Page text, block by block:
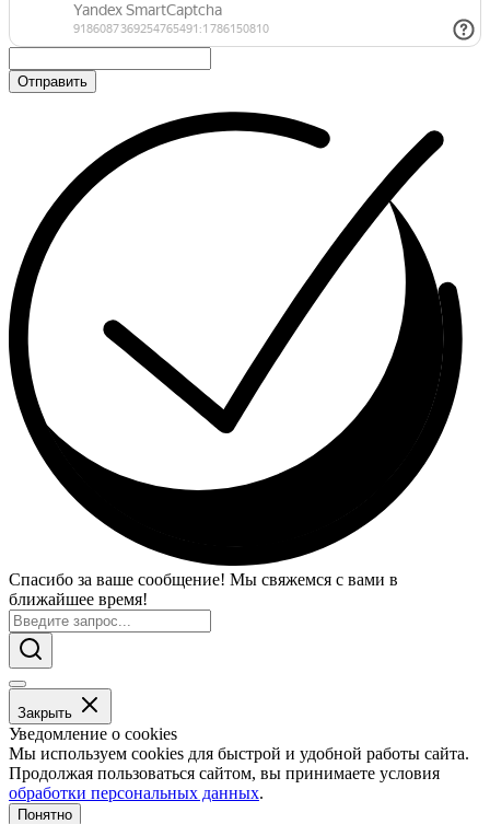
Отправить
Спасибо за ваше сообщение! Мы свяжемся с вами в
ближайшее время!
Закрыть
Уведомление о cookies
Мы используем cookies для быстрой и удобной работы сайта.
Продолжая пользоваться сайтом, вы принимаете условия
обработки персональных данных.
Понятно